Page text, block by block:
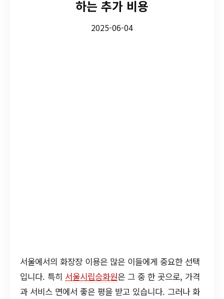
하는 추가 비용
2025-06-04
서울에서의 화장장 이용은 많은 이들에게 중요한 선택
입니다. 특히 서울시립승화원은 그 중 한 곳으로, 가격
과 서비스 면에서 좋은 평을 받고 있습니다. 그러나 화